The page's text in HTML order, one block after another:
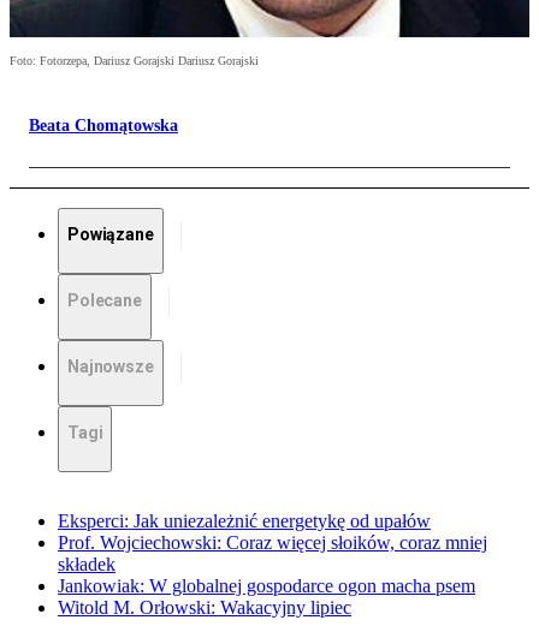
Foto: Fotorzepa, Dariusz Gorajski Dariusz Gorajski
Beata Chomątowska
Powiązane
Polecane
Najnowsze
Tagi
Eksperci: Jak uniezależnić energetykę od upałów
Prof. Wojciechowski: Coraz więcej słoików, coraz mniej
składek
Jankowiak: W globalnej gospodarce ogon macha psem
Witold M. Orłowski: Wakacyjny lipiec